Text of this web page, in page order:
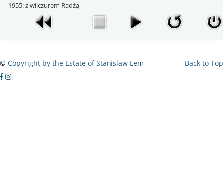
1955: z wilczurem Radżą
Back to Top
© Copyright by the Estate of Stanislaw Lem